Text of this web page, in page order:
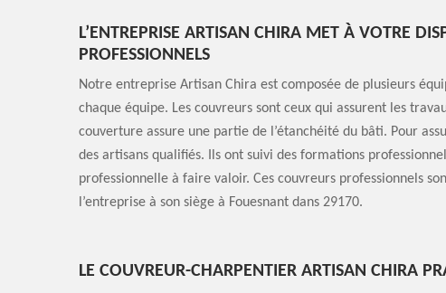
L’ENTREPRISE ARTISAN CHIRA MET À VOTRE
PROFESSIONNELS
Notre entreprise Artisan Chira est composée de plusieurs
chaque équipe. Les couvreurs sont ceux qui assurent les
couverture assure une partie de l’étanchéité du bâti. Pour
des artisans qualifiés. Ils ont suivi des formations
professionnelle à faire valoir. Ces couvreurs professionnels
l’entreprise à son siège à Fouesnant dans 29170.
LE COUVREUR-CHARPENTIER ARTISAN CHIRA